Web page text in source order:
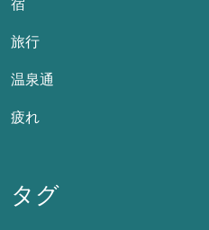
宿
旅行
温泉通
疲れ
タグ